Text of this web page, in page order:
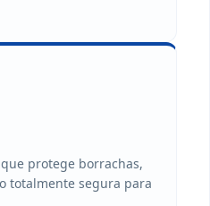
protege borrachas,
totalmente segura para